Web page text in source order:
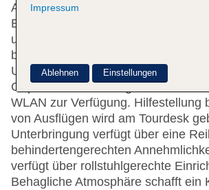
Aufzug erreichbar. An der 24-
Empfangsbereich werden die Gäste
und französischsprachigen Personal
begrüßt. Das Ein- und Auschecken
Uhr möglich. Zur Einrichtung
Gepäckaufbewahrung und ein Safe.
WLAN zur Verfügung. Hilfestellung
von Ausflügen wird am Tourdesk
Unterbringung verfügt über eine
behindertengerechten
verfügt über rollstuhlgerechte
Behagliche Atmosphäre schafft ein
Impressum
Ablehnen Einstellungen